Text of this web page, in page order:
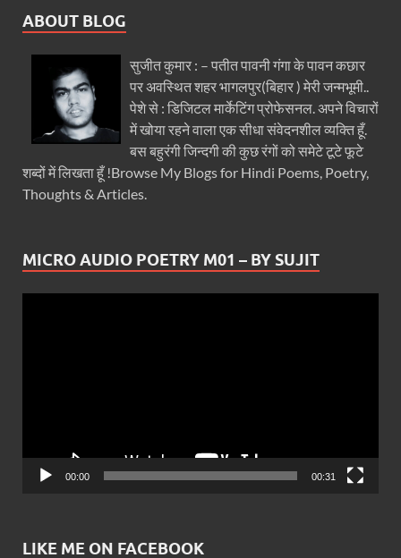
ABOUT BLOG
सुजीत कुमार : – पतीत पावनी गंगा के पावन कछार
पर अवस्थित शहर भागलपुर(बिहार ) मेरी जन्मभूमी..
पेशे से : डिजिटल मार्केटिंग प्रोफेसनल. अपने विचारों
में खोया रहने वाला एक सीधा संवेदनशील व्यक्ति हूँ.
बस बहुरंगी जिन्दगी की कुछ रंगों को समेटे टूटे फूटे
शब्दों में लिखता हूँ !Browse My Blogs for Hindi Poems, Poetry,
Thoughts & Articles.
MICRO AUDIO POETRY M01 – BY SUJIT
00:00 00:31
LIKE ME ON FACEBOOK